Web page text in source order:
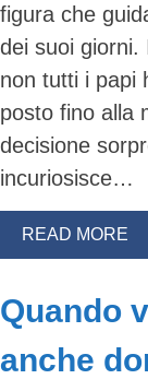
figura che
dei suoi
non tutti i papi
posto fino alla
decisione
incuriosisce…
READ MORE
Quando
anche